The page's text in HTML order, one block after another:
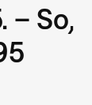
– So,